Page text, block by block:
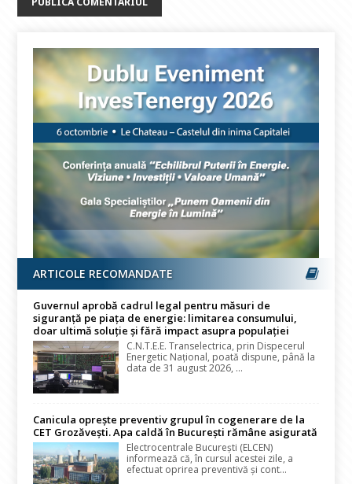
ARTICOLE RECOMANDATE
Guvernul aprobă cadrul legal pentru măsuri de
siguranță pe piața de energie: limitarea consumului,
doar ultimă soluție și fără impact asupra populației
C.N.T.E.E. Transelectrica, prin Dispecerul
Energetic Național, poată dispune, până la
data de 31 august 2026, ...
Canicula oprește preventiv grupul în cogenerare de la
CET Grozăvești. Apa caldă în București rămâne asigurată
Electrocentrale București (ELCEN)
informează că, în cursul acestei zile, a
efectuat oprirea preventivă și cont...